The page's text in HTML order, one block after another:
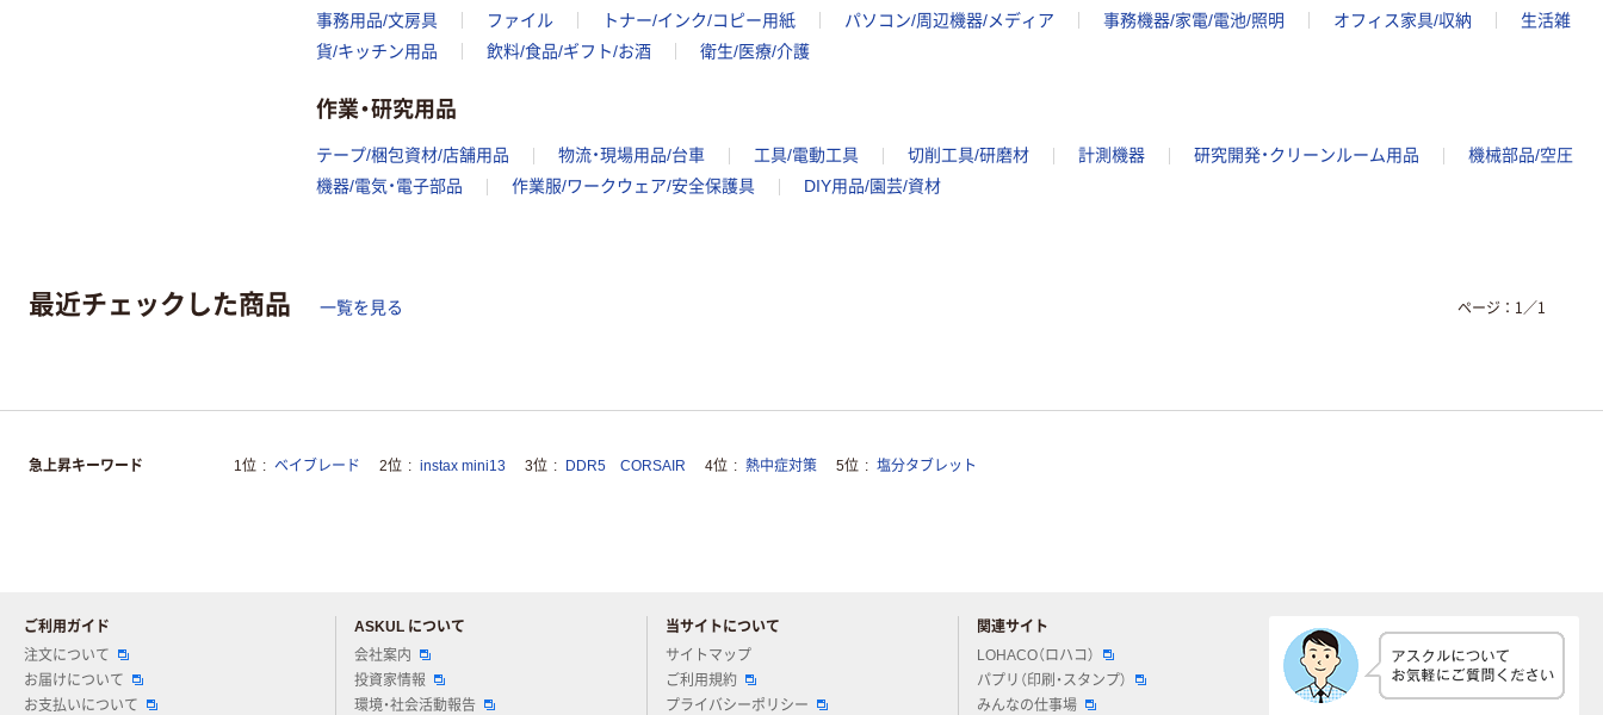
事務用品/文房具 ファイル トナー/インク/コピー用紙 パソコン/周辺機器/メディア 事務機器/家電/電池/照明 オフィス家具/収納
生活雑
貨/キッチン用品
飲料/食品/ギフト/お酒 衛生/医療/介護
作業・研究用品
テープ/梱包資材/店舗用品 物流・現場用品/台車 工具/電動工具 切削工具/研磨材 計測機器 研究開発・クリーンルーム用品
機械部品/空圧
機器/電気・電子部品
作業服/ワークウェア/安全保護具 DIY用品/園芸/資材
最近チェックした商品 一覧を見る ページ： 1／1
急上昇キーワード 1位 ベイブレード 2位 instax mini13 3位 DDR5 CORSAIR 4位 熱中症対策 5位 塩分タブレット
ご利用ガイド
注文について
お届けについて
お支払いについて
ASKUL について
会社案内
投資家情報
環境・社会活動報告
当サイトについて
サイトマップ
ご利用規約
プライバシーポリシー
関連サイト
LOHACO（ロハコ）
パプリ（印刷・スタンプ）
みんなの仕事場